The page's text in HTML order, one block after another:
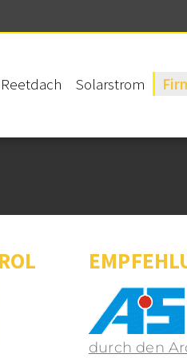
Reetdach Solarstrom
durch den